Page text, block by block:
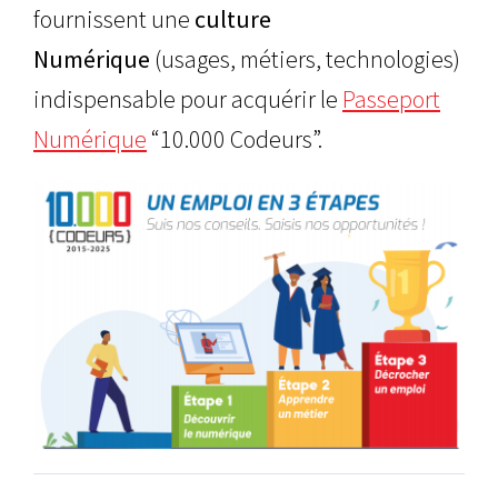
fournissent une culture
Numérique (usages, métiers, technologies)
indispensable pour acquérir le Passeport
Numérique “10.000 Codeurs”.